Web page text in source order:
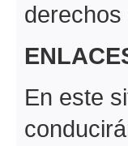
derechos
En este